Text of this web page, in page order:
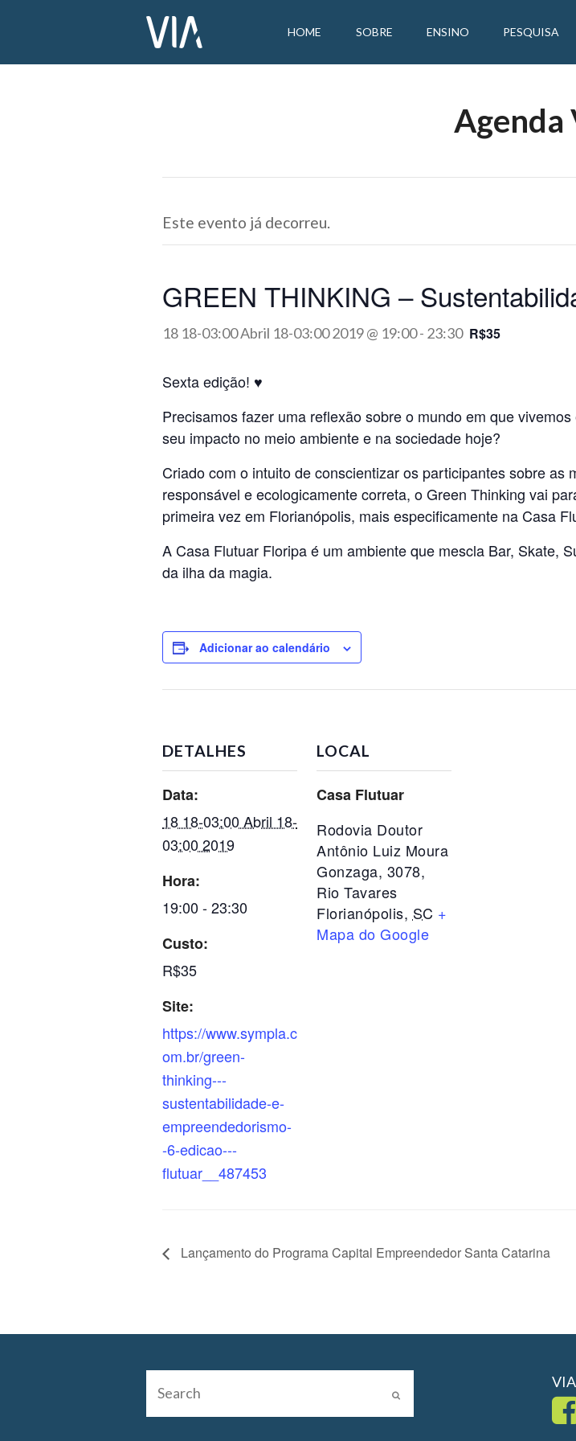
HOME SOBRE ENSINO PESQUISA
Agenda
Este evento já decorreu.
GREEN THINKING –
18 18-03:00 Abril 18-03:00 2019 @ 19:00- 23:30 R$35
Sexta edição! ♥
Precisamos fazer uma reflexão sobre o mundo em que
seu impacto no meio ambiente e na sociedade hoje?
Criado com o intuito de conscientizar os participantes sobre
responsável e ecologicamente correta, o Green Thinking vai
primeira vez em Florianópolis, mais especificamente na Casa
A Casa Flutuar Floripa é um ambiente que mescla Bar, Skate,
da ilha da magia.
Adicionar ao calendário
DETALHES
Data:
18 18-03:00 Abril 18-
03:00 2019
Hora:
19:00 - 23:30
Custo:
R$35
Site:
https://www.sympla.c
om.br/green-
thinking---
sustentabilidade-e-
empreendedorismo-
-6-edicao---
flutuar__487453
LOCAL
Casa Flutuar
Rodovia Doutor
Antônio Luiz Moura
Gonzaga, 3078,
Rio Tavares
Florianópolis, SC +
Mapa do Google
Lançamento do Programa Capital Empreendedor Santa Catarina